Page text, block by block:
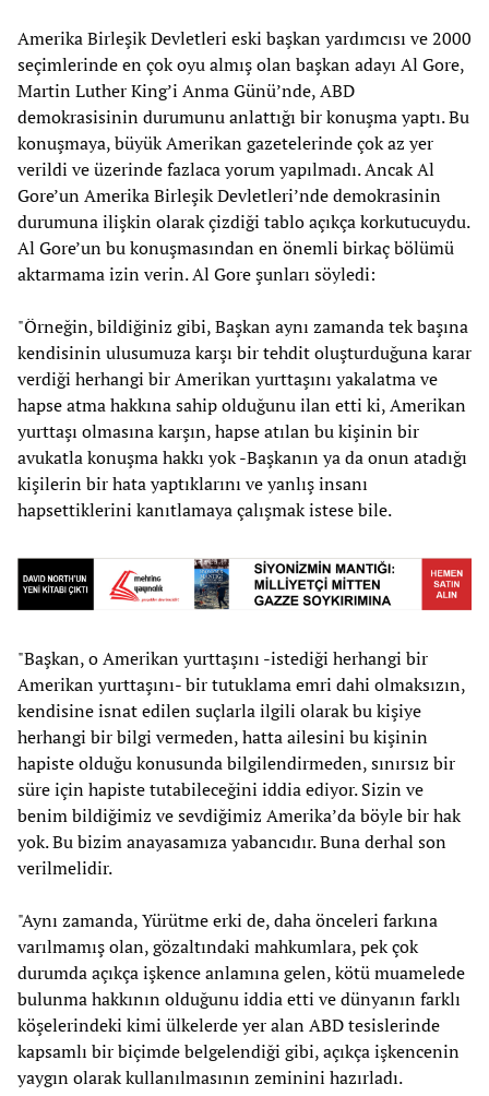
Amerika Birleşik Devletleri eski başkan yardımcısı ve 2000
seçimlerinde en çok oyu almış olan başkan adayı Al Gore,
Martin Luther King’i Anma Günü’nde, ABD
demokrasisinin durumunu anlattığı bir konuşma yaptı. Bu
konuşmaya, büyük Amerikan gazetelerinde çok az yer
verildi ve üzerinde fazlaca yorum yapılmadı. Ancak Al
Gore’un Amerika Birleşik Devletleri’nde demokrasinin
durumuna ilişkin olarak çizdiği tablo açıkça korkutucuydu.
Al Gore’un bu konuşmasından en önemli birkaç bölümü
aktarmama izin verin. Al Gore şunları söyledi:
"Örneğin, bildiğiniz gibi, Başkan aynı zamanda tek başına
kendisinin ulusumuza karşı bir tehdit oluşturduğuna karar
verdiği herhangi bir Amerikan yurttaşını yakalatma ve
hapse atma hakkına sahip olduğunu ilan etti ki, Amerikan
yurttaşı olmasına karşın, hapse atılan bu kişinin bir
avukatla konuşma hakkı yok -Başkanın ya da onun atadığı
kişilerin bir hata yaptıklarını ve yanlış insanı
hapsettiklerini kanıtlamaya çalışmak istese bile.
"Başkan, o Amerikan yurttaşını -istediği herhangi bir
Amerikan yurttaşını- bir tutuklama emri dahi olmaksızın,
kendisine isnat edilen suçlarla ilgili olarak bu kişiye
herhangi bir bilgi vermeden, hatta ailesini bu kişinin
hapiste olduğu konusunda bilgilendirmeden, sınırsız bir
süre için hapiste tutabileceğini iddia ediyor. Sizin ve
benim bildiğimiz ve sevdiğimiz Amerika’da böyle bir hak
yok. Bu bizim anayasamıza yabancıdır. Buna derhal son
verilmelidir.
"Aynı zamanda, Yürütme erki de, daha önceleri farkına
varılmamış olan, gözaltındaki mahkumlara, pek çok
durumda açıkça işkence anlamına gelen, kötü muamelede
bulunma hakkının olduğunu iddia etti ve dünyanın farklı
köşelerindeki kimi ülkelerde yer alan ABD tesislerinde
kapsamlı bir biçimde belgelendiği gibi, açıkça işkencenin
yaygın olarak kullanılmasının zeminini hazırladı.